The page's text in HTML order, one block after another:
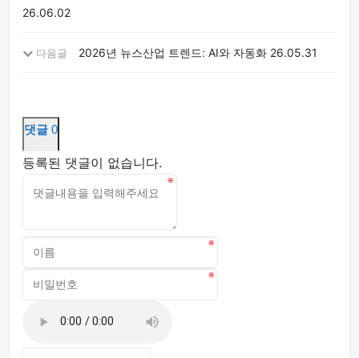
26.06.02
다음글 2026년 뉴스산업 트렌드: AI와 자동화 26.05.31
댓글 0
등록된 댓글이 없습니다.